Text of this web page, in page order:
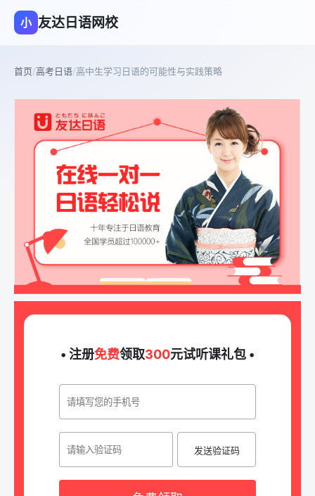
小 友达日语网校
首页/高考日语/高中生学习日语的可能性与实践策略
• 注册免费领取300元试听课礼包 •
发送验证码